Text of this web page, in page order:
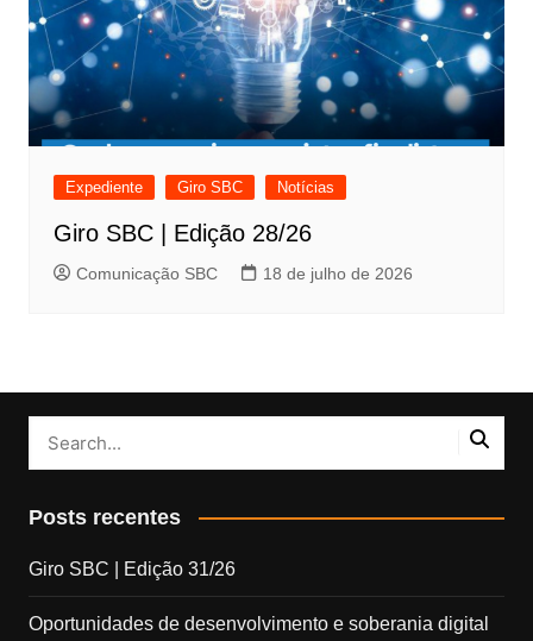
Expediente Giro SBC Notícias
Giro SBC | Edição 28/26
Comunicação SBC 18 de julho de 2026
Posts recentes
Giro SBC | Edição 31/26
Oportunidades de desenvolvimento e soberania digital